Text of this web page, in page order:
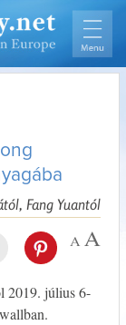
Fang Yuantól
2019. július 6-